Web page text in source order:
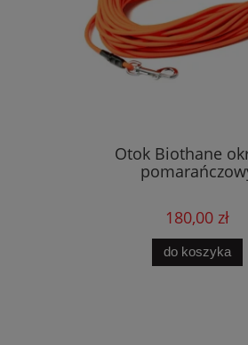
Otok Biothane
180,00 zł
do koszyka